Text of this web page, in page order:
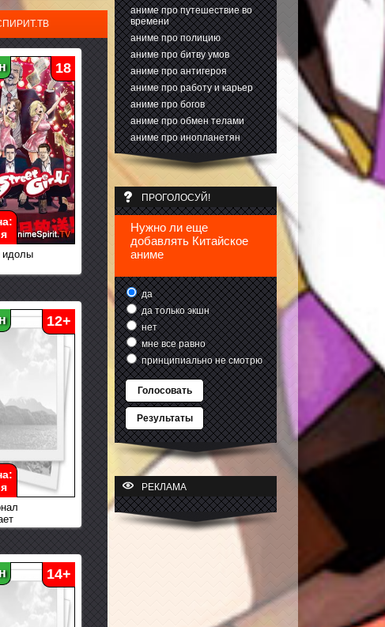
идолы
18
12+
14+
аниме про путешествие во
времени
аниме про полицию
аниме про битву умов
аниме про антигероя
аниме про работу и карьер
аниме про богов
аниме про обмен телами
аниме про инопланетян
ПРОГОЛОСУЙ!
Нужно ли еще
добавлять Китайское
аниме
да
да только экшн
нет
мне все равно
принципиально не смотрю
Голосовать
Результаты
РЕКЛАМА